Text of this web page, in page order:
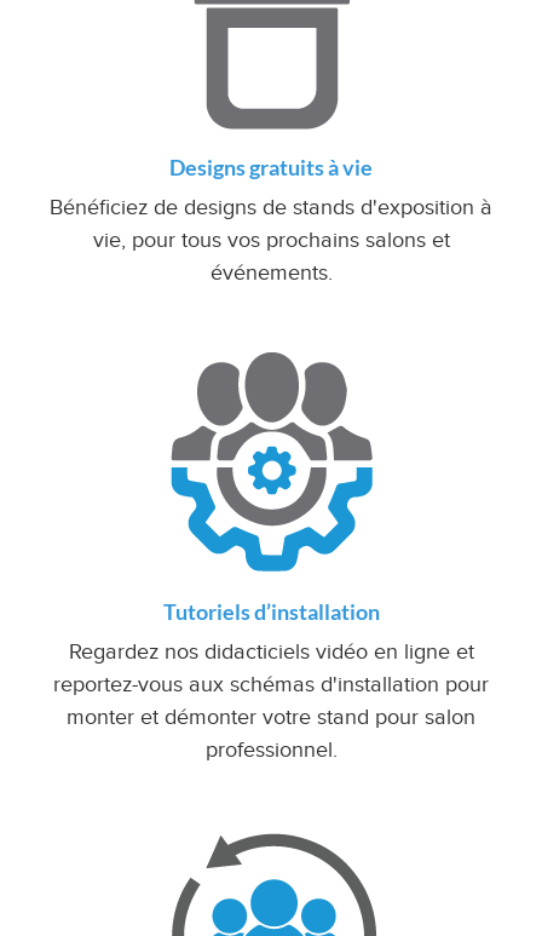
Designs gratuits à vie
Bénéficiez de designs de stands d'exposition à
vie, pour tous vos prochains salons et
événements.
Tutoriels d’installation
Regardez nos didacticiels vidéo en ligne et
reportez-vous aux schémas d'installation pour
monter et démonter votre stand pour salon
professionnel.